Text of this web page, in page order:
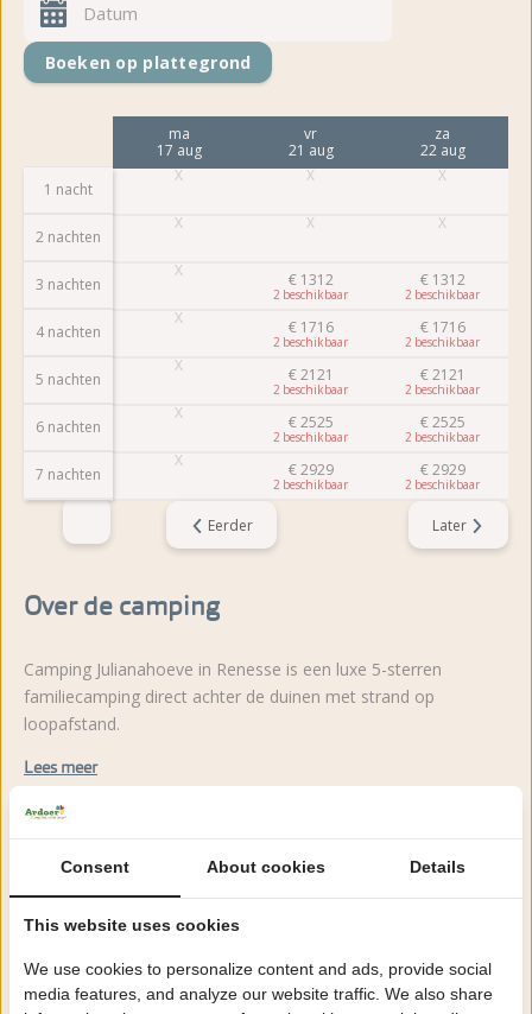
Boeken op plattegrond
Eerder Later
1 nacht
2 nachten
3 nachten
4 nachten
5 nachten
6 nachten
7 nachten
ma
17 aug
vr
21 aug
€ 1312
2
€ 1716
2
€ 2121
2
€ 2525
2
€ 2929
2
za
22 aug
€ 1312
2
€ 1716
2
€ 2121
2
€ 2525
2
€ 2929
2
Over de camping
Camping Julianahoeve in Renesse is een luxe 5-sterren
familiecamping direct achter de duinen met strand op
loopafstand.
Lees meer
Zeker boeken!
Na het boeken heb je nog 24 uur bedenktijd om
kosteloos te wijzigen of te annuleren.
Consent About cookies Details
This website uses cookies
We use cookies to personalize content and ads, provide social
media features, and analyze our website traffic. We also share